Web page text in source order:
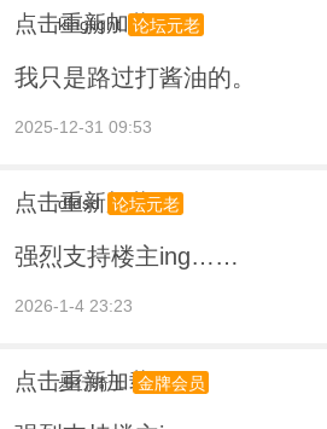
点击重新加载
kinglight 论坛元老
我只是路过打酱油的。
2025-12-31 09:53
点击重新加载
dfdsd 论坛元老
强烈支持楼主ing……
2026-1-4 23:23
点击重新加载
步行骑士 金牌会员